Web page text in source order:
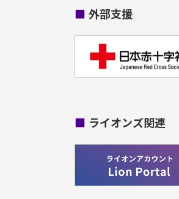
■ 外部支援
■ ライオンズ関連